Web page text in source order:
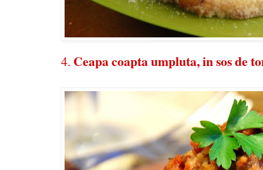
4. Ceapa coapta umpluta, in sos de